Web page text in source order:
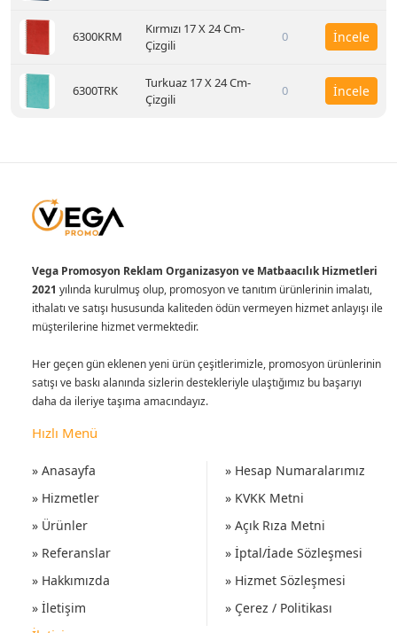
6300KRM
Kırmızı 17 X 24 Cm-
Çizgili
0 İncele
6300TRK
Turkuaz 17 X 24 Cm-
Çizgili
0 İncele
Vega Promosyon Reklam Organizasyon ve Matbaacılık Hizmetleri
2021 yılında kurulmuş olup, promosyon ve tanıtım ürünlerinin imalatı,
ithalatı ve satışı hususunda kaliteden ödün vermeyen hizmet anlayışı ile
müşterilerine hizmet vermektedir.
Her geçen gün eklenen yeni ürün çeşitlerimizle, promosyon ürünlerinin
satışı ve baskı alanında sizlerin destekleriyle ulaştığımız bu başarıyı
daha da ileriye taşıma amacındayız.
Hızlı Menü
» Anasayfa
» Hizmetler
» Ürünler
» Referanslar
» Hakkımızda
» İletişim
» Hesap Numaralarımız
» KVKK Metni
» Açık Rıza Metni
» İptal/İade Sözleşmesi
» Hizmet Sözleşmesi
» Çerez / Politikası